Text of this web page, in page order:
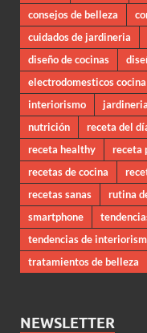
consejos de belleza
cuidados de jardineria
diseño de cocinas
electrodomesticos cocina
interiorismo
jardineria
nutrición
receta del
receta healthy
receta
recetas de cocina
recetas sanas
rutina
smartphone
tendencias de
tratamientos de belleza
NEWSLETTER